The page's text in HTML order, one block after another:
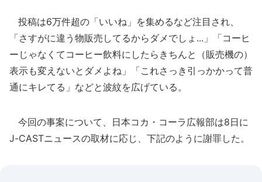
投稿は6万件超の「いいね」を集めるなど注目され、
「さすがに違う物販売してるからダメでしょ...」「コーヒ
ーじゃなくてコーヒー飲料にしたらきちんと（販売機の）
表示も変えないとダメよね」「これさっき引っかかって普
通にキレてる」などと波紋を広げている。
今回の事案について、日本コカ・コーラ広報部は8日に
J-CASTニュースの取材に応じ、下記のように謝罪した。